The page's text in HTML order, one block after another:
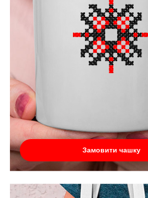
Замовити чашку